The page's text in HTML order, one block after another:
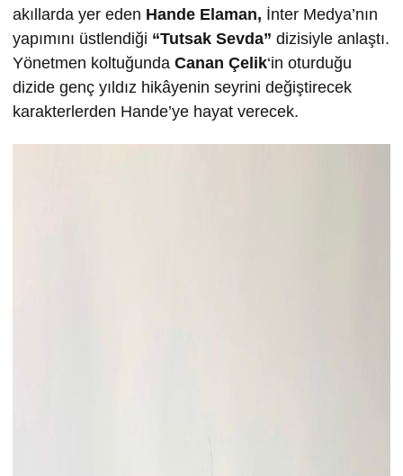
akıllarda yer eden Hande Elaman, İnter Medya’nın
yapımını üstlendiği “Tutsak Sevda” dizisiyle anlaştı.
Yönetmen koltuğunda Canan Çelik‘in oturduğu
dizide genç yıldız hikâyenin seyrini değiştirecek
karakterlerden Hande’ye hayat verecek.